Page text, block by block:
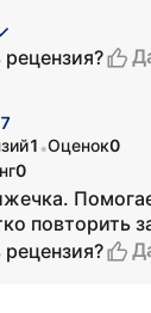
1 •Оценок0
0
повторить